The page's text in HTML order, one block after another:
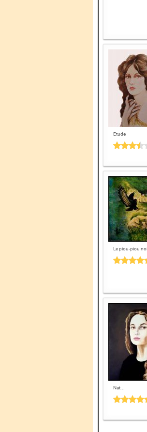
Etude
Le piou-piou
Nat...